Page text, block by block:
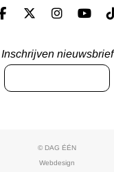
Inschrijven nieuwsbrief
© DAG ÉÉN
Webdesign